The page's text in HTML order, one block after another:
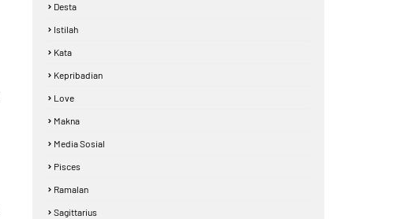
Desta
Istilah
Kata
Kepribadian
Love
Makna
Media Sosial
Pisces
Ramalan
Sagittarius